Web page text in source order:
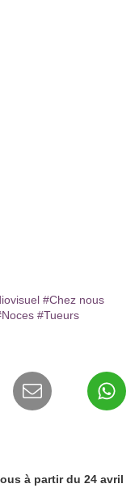
#Chez nous
#Tueurs
à partir du 24 avril